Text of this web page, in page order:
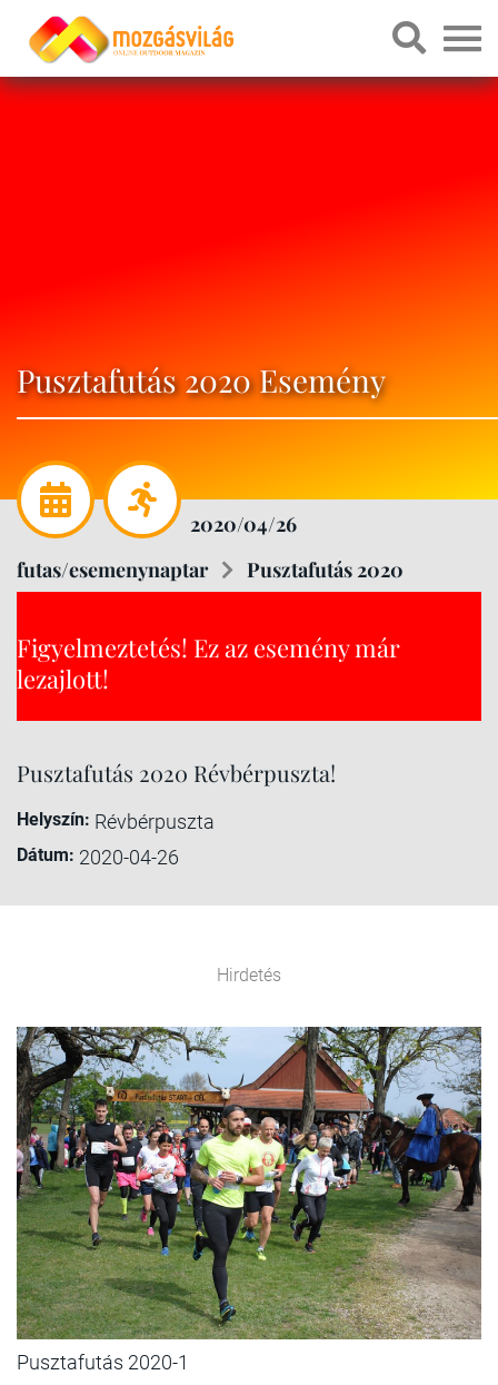
Pusztafutás 2020 Esemény
2020/04/26
futas/esemenynaptar
Pusztafutás 2020
Figyelmeztetés! Ez az esemény már
lezajlott!
Pusztafutás 2020 Révbérpuszta!
Helyszín: Révbérpuszta
Dátum: 2020-04-26
Hirdetés
Pusztafutás 2020-1